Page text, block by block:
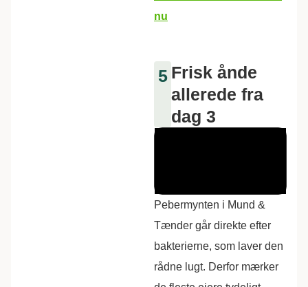
nu
5 Frisk ånde
allerede fra
dag 3
Pebermynten i Mund &
Tænder går direkte efter
bakterierne, som laver den
rådne lugt. Derfor mærker